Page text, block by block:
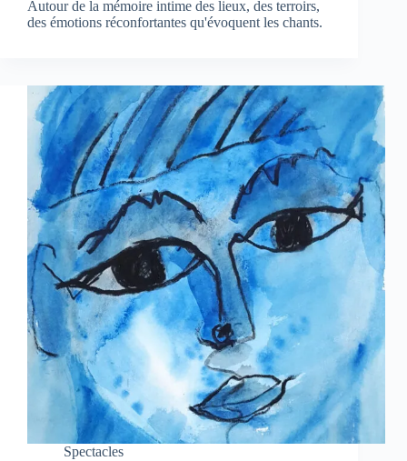
Autour de la mémoire intime des lieux, des terroirs,
des émotions réconfortantes qu'évoquent les chants.
Spectacles